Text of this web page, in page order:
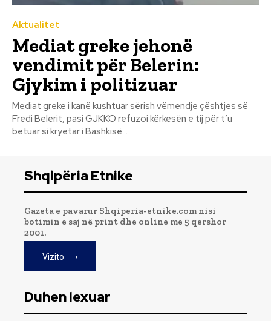
Aktualitet
Mediat greke jehonë
vendimit për Belerin:
Gjykim i politizuar
Mediat greke i kanë kushtuar sërish vëmendje çështjes së
Fredi Belerit, pasi GJKKO refuzoi kërkesën e tij për t’u
betuar si kryetar i Bashkisë...
Shqipëria Etnike
Gazeta e pavarur Shqiperia-etnike.com nisi
botimin e saj në print dhe online me 5 qershor
2001.
Vizito ⟶
Duhen lexuar